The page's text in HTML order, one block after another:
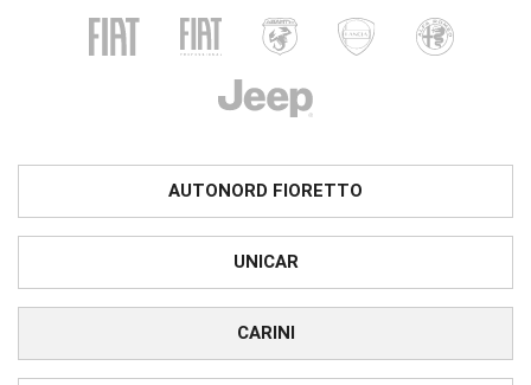
AUTONORD FIORETTO
UNICAR
CARINI